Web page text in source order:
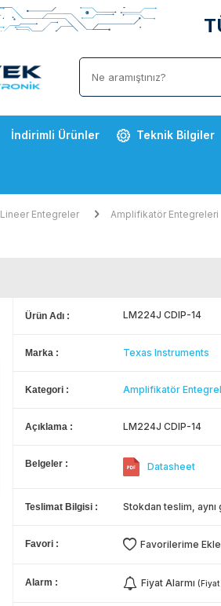
İndirimli Ürünler Teknik Bilgiler
Lineer Entegreler Amplifikatör Entegreleri
Ürün Adı LM224J CDIP-14
Marka Texas Instruments
Kategori Amplifikatör
Açıklama LM224J CDIP-14
Belgeler Datasheet
Teslimat Bilgisi Stokdan teslim,
Favori Favorilerime Ekle
Alarm Fiyat Alarmı